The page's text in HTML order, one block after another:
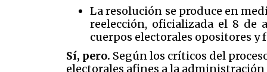
La resolución se produce en
reelección, oficializada el 8 de
cuerpos electorales opositores
Sí, pero. Según los críticos del
electorales afines a la